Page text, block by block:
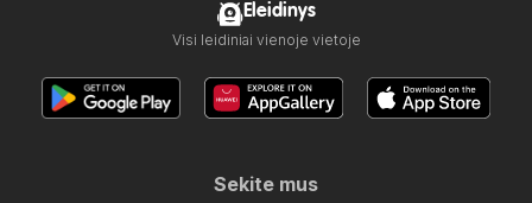
Eleidinys
Visi leidiniai vienoje vietoje
Sekite mus